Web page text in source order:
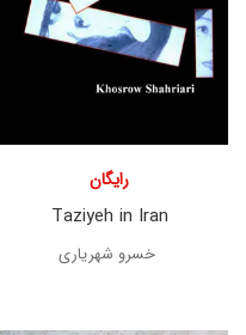
Taziyeh in Iran
رایگان
خسرو شهریاری